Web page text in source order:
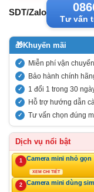
SDT/Zalo
Tư vấn
🎁Khuyến mãi
Miễn phí vận
Bảo hành chính
1 đổi 1 trong 30
Hỗ trợ hướng dẫn
Tư vấn chọn đúng
Dịch vụ nổi bật
1 Camera mini nhỏ gọn
XEM CHI TIẾT
2 Camera mini dùng